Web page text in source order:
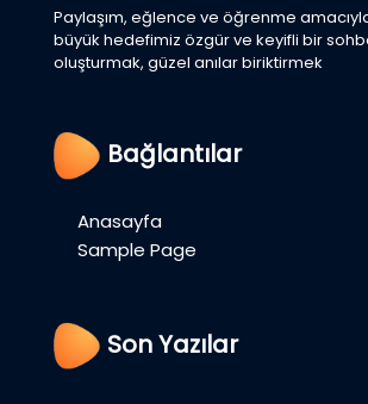
Paylaşım, eğlence ve öğrenme amacıyla
büyük hedefimiz özgür ve keyifli bir
oluşturmak, güzel anılar biriktirmek
Bağlantılar
Anasayfa
Sample Page
Son Yazılar